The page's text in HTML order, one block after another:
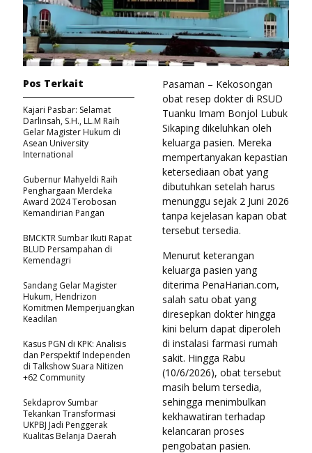
Pasaman – Kekosongan
obat resep dokter di RSUD
Tuanku Imam Bonjol Lubuk
Sikaping dikeluhkan oleh
keluarga pasien. Mereka
mempertanyakan kepastian
ketersediaan obat yang
dibutuhkan setelah harus
menunggu sejak 2 Juni 2026
tanpa kejelasan kapan obat
tersebut tersedia.
Menurut keterangan
keluarga pasien yang
diterima PenaHarian.com,
salah satu obat yang
diresepkan dokter hingga
kini belum dapat diperoleh
di instalasi farmasi rumah
sakit. Hingga Rabu
(10/6/2026), obat tersebut
masih belum tersedia,
sehingga menimbulkan
kekhawatiran terhadap
kelancaran proses
pengobatan pasien.
Pos Terkait
Kajari Pasbar: Selamat
Darlinsah, S.H., LL.M Raih
Gelar Magister Hukum di
Asean University
International
Gubernur Mahyeldi Raih
Penghargaan Merdeka
Award 2024 Terobosan
Kemandirian Pangan
BMCKTR Sumbar Ikuti Rapat
BLUD Persampahan di
Kemendagri
Sandang Gelar Magister
Hukum, Hendrizon
Komitmen Memperjuangkan
Keadilan
Kasus PGN di KPK: Analisis
dan Perspektif Independen
di Talkshow Suara Nitizen
+62 Community
Sekdaprov Sumbar
Tekankan Transformasi
UKPBJ Jadi Penggerak
Kualitas Belanja Daerah